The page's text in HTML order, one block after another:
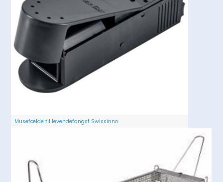
Musefælde til levendefangst Swissinno